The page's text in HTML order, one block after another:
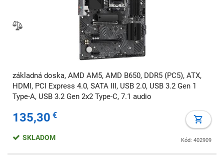
základná doska, AMD AM5, AMD B650, DDR5 (PC5), ATX,
HDMI, PCI Express 4.0, SATA III, USB 2.0, USB 3.2 Gen 1
Type-A, USB 3.2 Gen 2x2 Type-C, 7.1 audio
135,30 €
Kód: 402909
SKLADOM